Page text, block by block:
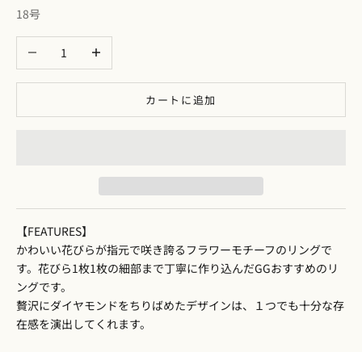
18号
数量を減らす
数量を増やす
カートに追加
【FEATURES】
かわいい花びらが指元で咲き誇るフラワーモチーフのリングで
す。花びら1枚1枚の細部まで丁寧に作り込んだGGおすすめのリ
ングです。
贅沢にダイヤモンドをちりばめたデザインは、１つでも十分な存
在感を演出してくれます。